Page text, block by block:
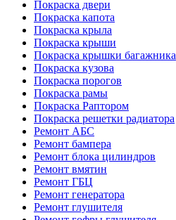
Покраска двери
Покраска капота
Покраска крыла
Покраска крыши
Покраска крышки багажника
Покраска кузова
Покраска порогов
Покраска рамы
Покраска Раптором
Покраска решетки радиатора
Ремонт АБС
Ремонт бампера
Ремонт блока цилиндров
Ремонт вмятин
Ремонт ГБЦ
Ремонт генератора
Ремонт глушителя